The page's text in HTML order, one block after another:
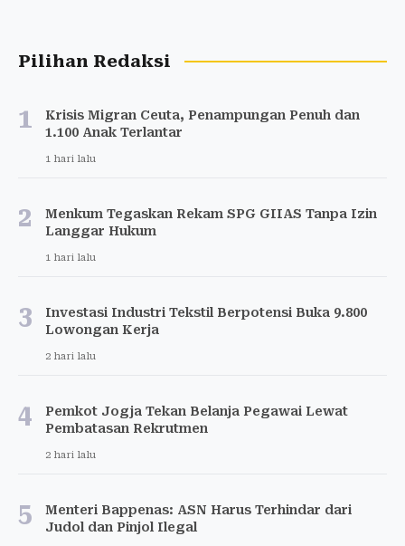
Pilihan Redaksi
1
Krisis Migran Ceuta, Penampungan Penuh dan
1.100 Anak Terlantar
1 hari lalu
2
Menkum Tegaskan Rekam SPG GIIAS Tanpa Izin
Langgar Hukum
1 hari lalu
3
Investasi Industri Tekstil Berpotensi Buka 9.800
Lowongan Kerja
2 hari lalu
4
Pemkot Jogja Tekan Belanja Pegawai Lewat
Pembatasan Rekrutmen
2 hari lalu
5
Menteri Bappenas: ASN Harus Terhindar dari
Judol dan Pinjol Ilegal